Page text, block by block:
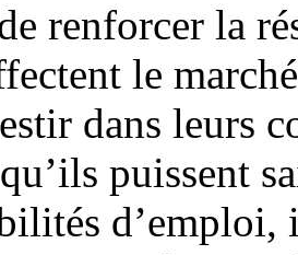
renforcer la
le
dans leurs
puissent